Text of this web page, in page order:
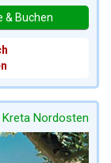
& Buchen
Nordosten